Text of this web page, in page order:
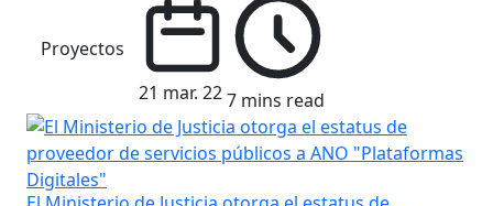
Proyectos
21 mar. 227 mins read